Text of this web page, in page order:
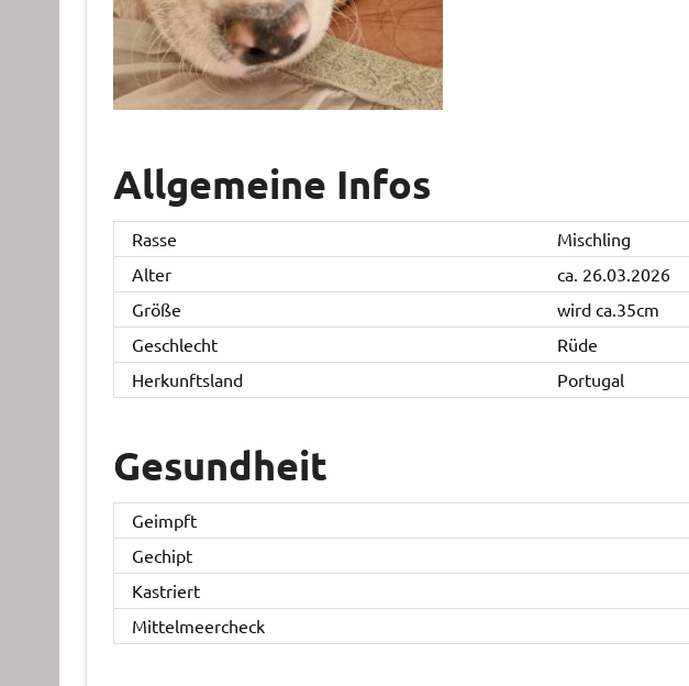
Allgemeine Infos
Rasse
Mischling
Alter
ca. 26.03.2026
Größe
wird ca.35cm
Geschlecht
Rüde
Herkunftsland
Portugal
Gesundheit
Geimpft
Gechipt
Kastriert
Mittelmeercheck